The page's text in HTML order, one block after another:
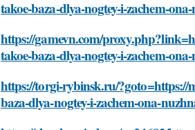
takoe-baza-dlya-nogtey-i-zachem-
https://gamevn.com/
takoe-baza-dlya-nogtey-i-zachem-
https://torgi-rybinsk.ru/?goto=https://
baza-dlya-nogtey-i-zachem-ona-